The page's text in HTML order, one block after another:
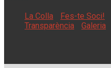
La Colla Fes-te Soci!
Transparència
Galeria